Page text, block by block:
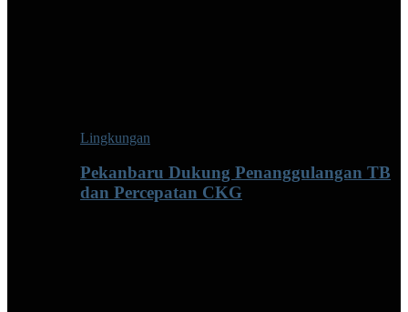
Lingkungan
Pekanbaru Dukung Penanggulangan TB
dan Percepatan CKG